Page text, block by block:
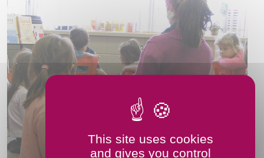
This site uses cookies
and gives you control